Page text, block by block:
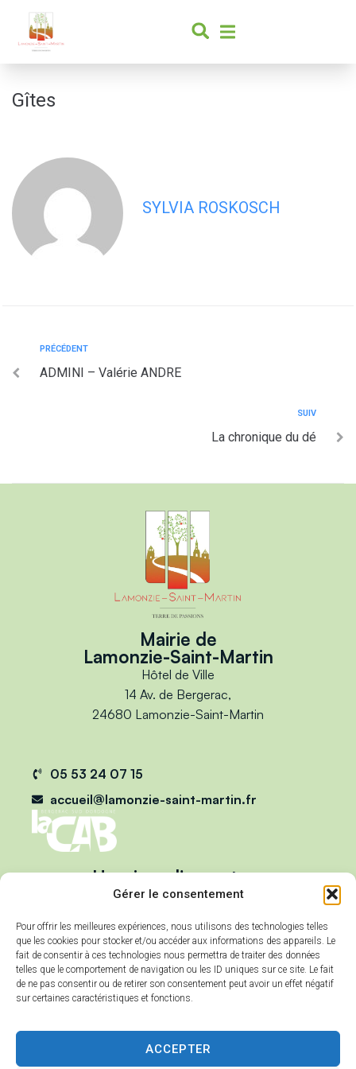
Gérer le consentement
Pour offrir les meilleures expériences, nous utilisons des technologies telles
que les cookies pour stocker et/ou accéder aux informations des appareils. Le
fait de consentir à ces technologies nous permettra de traiter des données
telles que le comportement de navigation ou les ID uniques sur ce site. Le fait
de ne pas consentir ou de retirer son consentement peut avoir un effet négatif
sur certaines caractéristiques et fonctions.
ACCEPTER
principal
Gîtes
SYLVIA ROSKOSCH
PRÉCÉDENT
ADMINI – Valérie ANDRE
SUIV
La chronique du dé
Mairie de
Lamonzie-Saint-Martin
Hôtel de Ville
14 Av. de Bergerac,
24680 Lamonzie-Saint-Martin
05 53 24 07 15
accueil@lamonzie-saint-martin.fr
Horaires d'ouverture
Du lundi au vendredi :
et de 13h00 à 17h00
Mercredi :
de 9h00 à 12h00